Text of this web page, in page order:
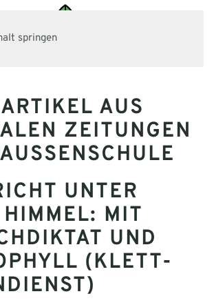
springen
AUS
ZEITUNGEN
UNTER
MIT
UND
(KLETT-